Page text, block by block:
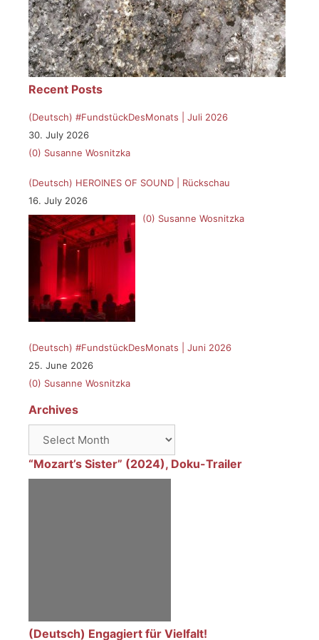
Recent Posts
(Deutsch) #FundstückDesMonats | Juli 2026
30. July 2026
(0) Susanne Wosnitzka
(Deutsch) HEROINES OF SOUND | Rückschau
16. July 2026
(0) Susanne Wosnitzka
(Deutsch) #FundstückDesMonats | Juni 2026
25. June 2026
(0) Susanne Wosnitzka
Archives
“Mozart’s Sister” (2024), Doku-Trailer
(Deutsch) Engagiert für Vielfalt!